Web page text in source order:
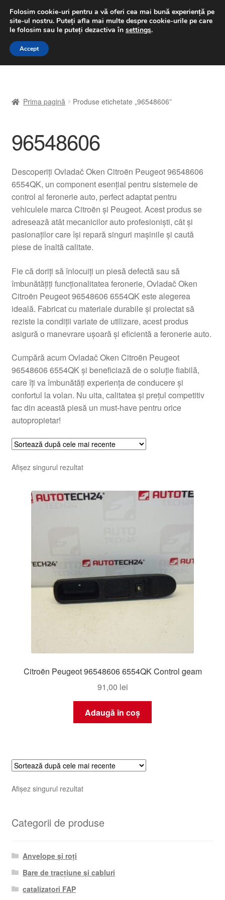
LIVRARE de la 33 lei
luni-vineri 9 a.m. - 4 p.m.031 229 6816
Sari
Sari
A lua legatura
Contul meu
Despre noi
Finalizare comandă
Livrare
Livrare în toată lumea
Plângere
Plățile
Procedura de reclamație
Termeni si conditii
Prima pagină Produse etichetate „96548606”
96548606
Descoperiți Ovladač Oken Citroën Peugeot 96548606
6554QK, un component esențial pentru sistemele de
control al feronerie auto, perfect adaptat pentru
vehiculele marca Citroën și Peugeot. Acest produs se
adresează atât mecanicilor auto profesioniști, cât și
pasionaților care își repară singuri mașinile și caută
piese de înaltă calitate.
Fie că doriți să înlocuiți un piesă defectă sau să
îmbunătățiți funcționalitatea feronerie, Ovladač Oken
Citroën Peugeot 96548606 6554QK este alegerea
ideală. Fabricat cu materiale durabile și proiectat să
reziste la condiții variate de utilizare, acest produs
asigură o manevrare ușoară și eficientă a feronerie auto.
Cumpără acum Ovladač Oken Citroën Peugeot
96548606 6554QK și beneficiază de o soluție fiabilă,
care îți va îmbunătăți experiența de conducere și
confortul la volan. Nu uita, calitatea și prețul competitiv
fac din această piesă un must-have pentru orice
autopropietar!
Afișez singurul rezultat
Citroën Peugeot 96548606 6554QK Control geam
91,00 lei
Adaugă în coș
Afișez singurul rezultat
Categorii de produse
Anvelope și roți
Bare de tracțiune și cabluri
catalizatori FAP
Folosim cookie-uri pentru a vă oferi cea mai bună experiență pe
site-ul nostru. Puteți afla mai multe despre cookie-urile pe care
le folosim sau le puteți dezactiva în settings.
Accept